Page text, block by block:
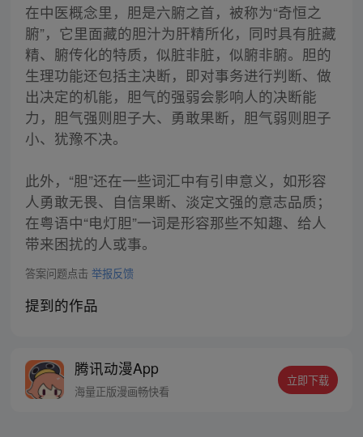
在中医概念里，胆是六腑之首，被称为“奇恒之
腑”，它里面藏的胆汁为肝精所化，同时具有脏藏
精、腑传化的特质，似脏非脏，似腑非腑。胆的
生理功能还包括主决断，即对事务进行判断、做
出决定的机能，胆气的强弱会影响人的决断能
力，胆气强则胆子大、勇敢果断，胆气弱则胆子
小、犹豫不决。
此外，“胆”还在一些词汇中有引申意义，如形容
人勇敢无畏、自信果断、淡定文强的意志品质；
在粤语中“电灯胆”一词是形容那些不知趣、给人
带来困扰的人或事。
答案问题点击 举报反馈
提到的作品
腾讯动漫App
海量正版漫画畅快看
立即下载